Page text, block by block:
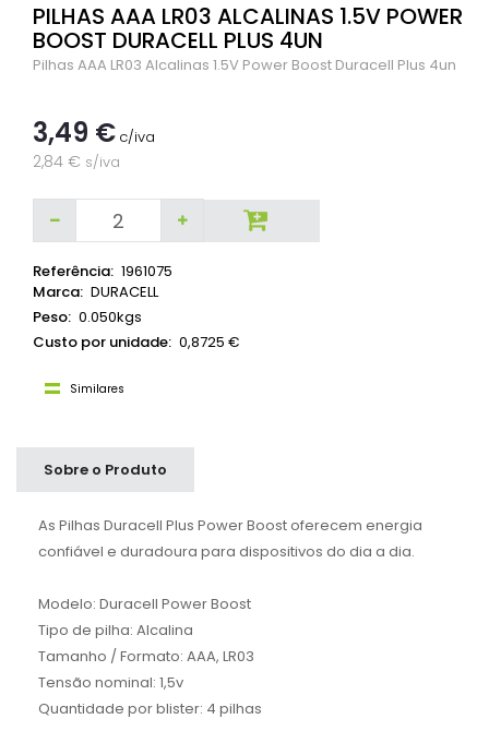
PILHAS AAA LR03 ALCALINAS 1.5V POWER
BOOST DURACELL PLUS 4UN
Pilhas AAA LR03 Alcalinas 1.5V Power Boost Duracell Plus 4un
3,49 € c/iva
2,84 € s/iva
Referência: 1961075
Marca: DURACELL
Peso: 0.050kgs
Custo por unidade: 0,8725 €
Similares
Sobre o Produto
As Pilhas Duracell Plus Power Boost oferecem energia
confiável e duradoura para dispositivos do dia a dia.
Modelo: Duracell Power Boost
Tipo de pilha: Alcalina
Tamanho / Formato: AAA, LR03
Tensão nominal: 1,5v
Quantidade por blister: 4 pilhas